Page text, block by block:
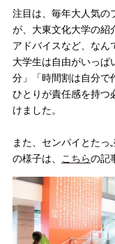
注目は、毎年大人気の
が、大東文化大学の紹
アドバイスなど、なん
大学生は自由がいっ
分」「時間割は自分で
ひとりが責任感を持つ
けました。
また、センパイとたっ
の様子は、 こちらの記